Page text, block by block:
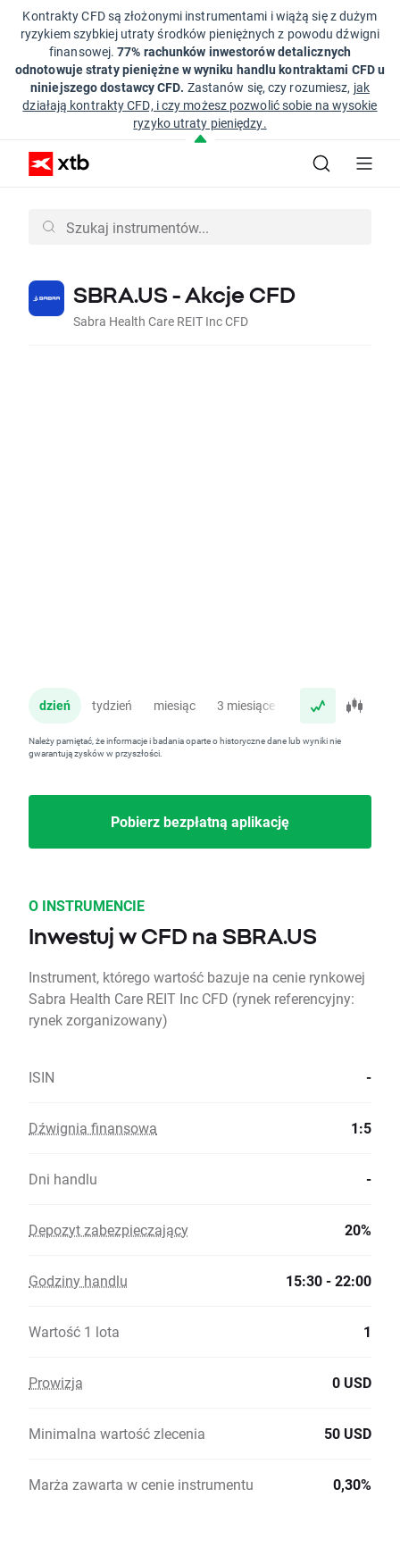
Kontrakty CFD są złożonymi instrumentami i wiążą się z dużym
ryzykiem szybkiej utraty środków pieniężnych z powodu dźwigni
finansowej.77% rachunków inwestorów detalicznych
odnotowuje straty pieniężne w wyniku handlu kontraktami CFD u
niniejszego dostawcy CFD. Zastanów się, czy rozumiesz, jak
działają kontrakty CFD, i czy możesz pozwolić sobie na wysokie
ryzyko utraty pieniędzy.
SBRA.US - Akcje CFD
Sabra Health Care REIT Inc CFD
dzień tydzień miesiąc 3 miesiące rok
Należy pamiętać, że informacje i badania oparte o historyczne dane lub wyniki nie
gwarantują zysków w przyszłości.
Pobierz bezpłatną aplikację
O INSTRUMENCIE
Inwestuj w CFD na SBRA.US
Instrument, którego wartość bazuje na cenie rynkowej
Sabra Health Care REIT Inc CFD (rynek referencyjny:
rynek zorganizowany)
ISIN -
Dźwignia finansowa 1:5
Dni handlu -
Depozyt zabezpieczający 20%
Godziny handlu 15:30 - 22:00
Wartość 1 lota 1
Prowizja 0 USD
Minimalna wartość zlecenia 50 USD
Marża zawarta w cenie instrumentu 0,30%